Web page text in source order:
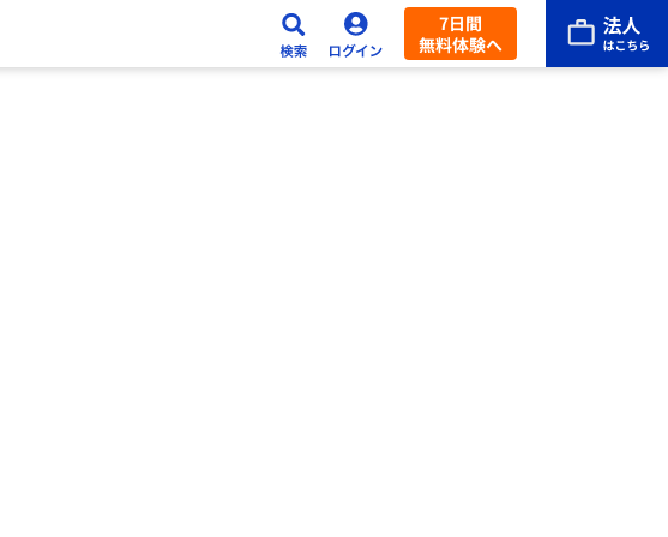
7日間
無料体験へ